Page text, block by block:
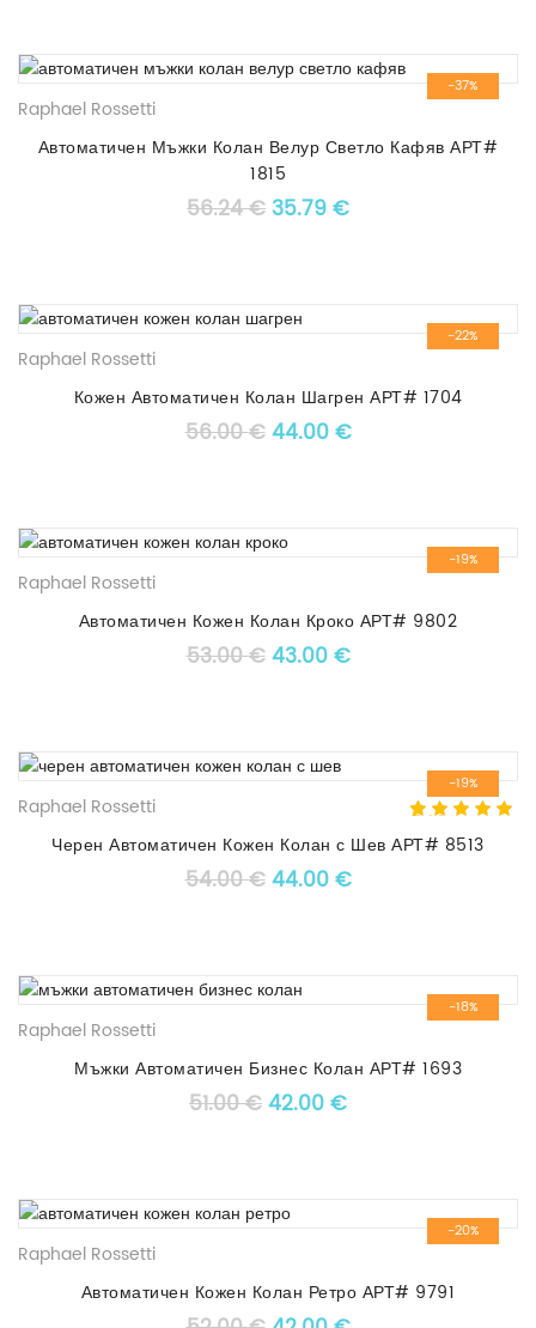
-37%
Raphael Rossetti
Автоматичен Мъжки Колан Велур Светло Кафяв АРТ#
1815
56.24€ Original price was: 56.24
35.79€Текущата цена е:
-22%
Raphael Rossetti
Кожен Автоматичен Колан Шагрен АРТ# 1704
56.00€Original price was: 56.00
44.00€Текущата цена е:
-19%
Raphael Rossetti
Автоматичен Кожен Колан Кроко АРТ# 9802
53.00€Original price was: 53.00
43.00€Текущата цена е:
-19%
Raphael Rossetti
5.00 out of
5
based on
1
Черен Автоматичен Кожен Колан с Шев АРТ# 8513
54.00€Original price was: 54.00
44.00€Текущата цена е:
-18%
Raphael Rossetti
Мъжки Автоматичен Бизнес Колан АРТ# 1693
51.00€Original price was: 51.00 €.
42.00€Текущата цена е:
-20%
Raphael Rossetti
Автоматичен Кожен Колан Ретро АРТ# 9791